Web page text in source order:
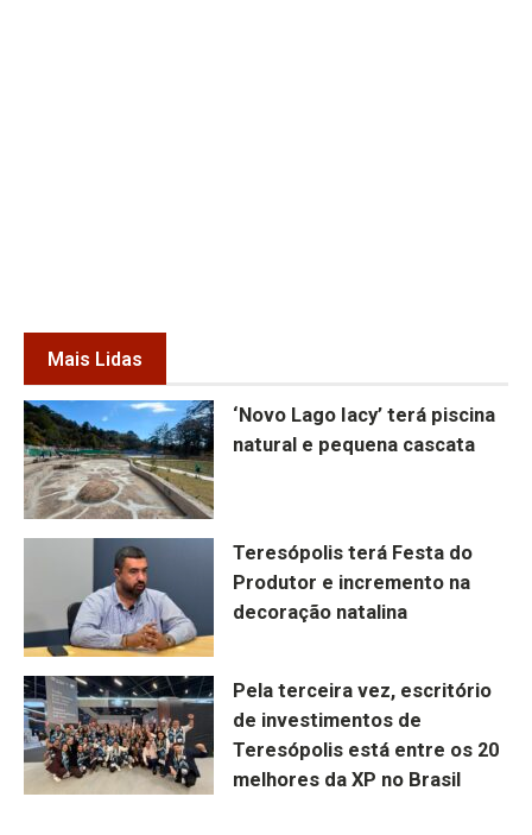
Mais Lidas
‘Novo Lago Iacy’ terá piscina
natural e pequena cascata
Teresópolis terá Festa do
Produtor e incremento na
decoração natalina
Pela terceira vez, escritório
de investimentos de
Teresópolis está entre os 20
melhores da XP no Brasil